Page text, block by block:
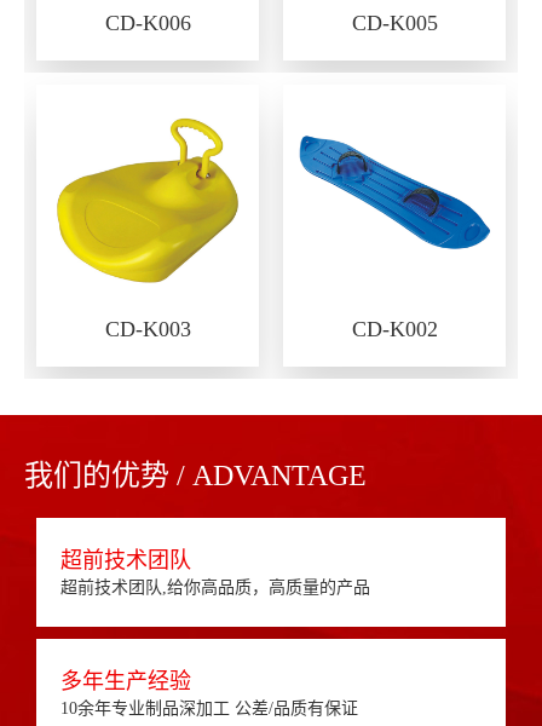
CD-K006 CD-K005
CD-K003 CD-K002
我们的优势 / ADVANTAGE
超前技术团队
超前技术团队,给你高品质，高质量的产品
多年生产经验
10余年专业制品深加工 公差/品质有保证